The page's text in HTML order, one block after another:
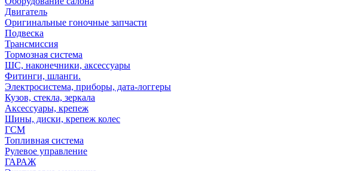
Двигатель
Оригинальные гоночные запчасти
Подвеска
Трансмиссия
Тормозная система
ШС, наконечники, аксессуары
Фитинги, шланги.
Электросистема, приборы, дата-логгеры
Кузов, стекла, зеркала
Аксессуары, крепеж
Шины, диски, крепеж колес
ГСМ
Топливная система
Рулевое управление
ГАРАЖ